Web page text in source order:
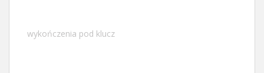
wykończenia pod klucz